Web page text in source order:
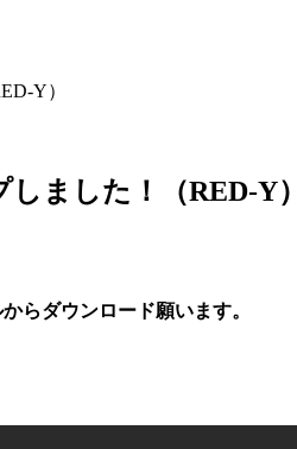
Y）
ました！（RED-Y）
らダウンロード願います。